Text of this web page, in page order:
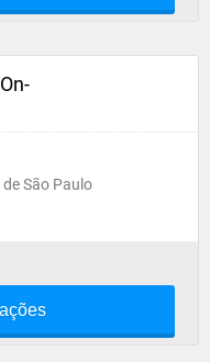
São Paulo